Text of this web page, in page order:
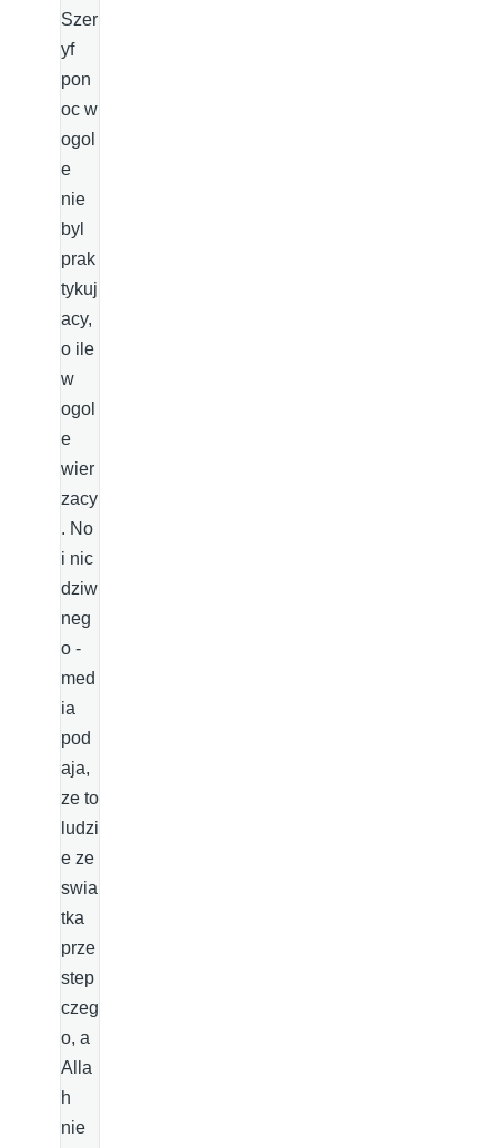
Szer
yf
pon
oc w
ogol
e
nie
byl
prak
tykuj
acy,
o ile
w
ogol
e
wier
zacy
. No
i nic
dziw
neg
o -
med
ia
pod
aja,
ze to
ludzi
e ze
swia
tka
prze
step
czeg
o, a
Alla
h
nie